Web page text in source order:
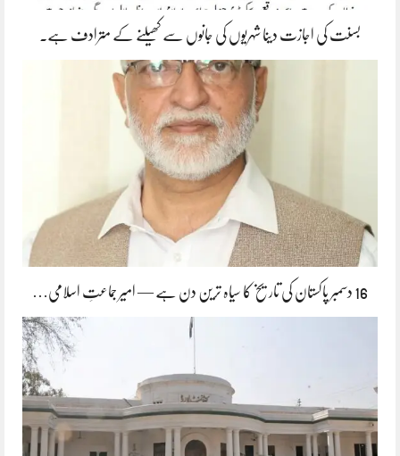
بسنت کی اجازت دینا شہریوں کی جانوں سے کھیلنے کے مترادف ہے۔
16 دسمبر پاکستان کی تاریخ کا سیاہ ترین دن ہے — امیر جماعتِ اسلامی…